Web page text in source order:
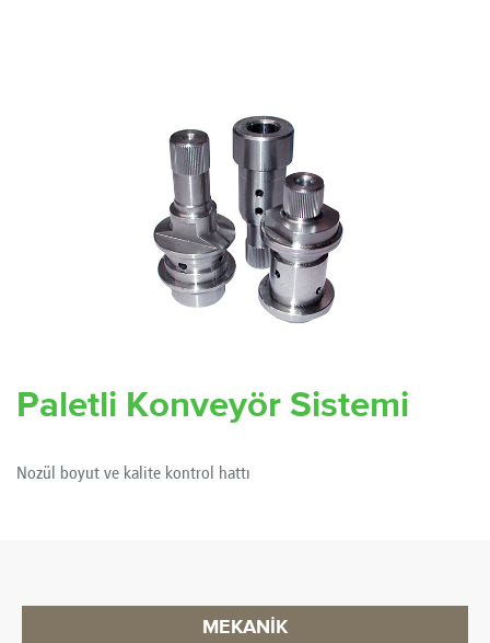
Paletli Konveyör Sistemi
Nozül boyut ve kalite kontrol hattı
MEKANIK